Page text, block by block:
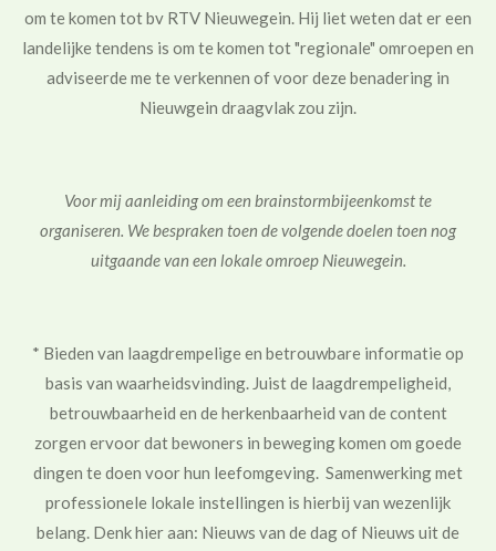
om te komen tot bv RTV Nieuwegein. Hij liet weten dat er een
landelijke tendens is om te komen tot "regionale" omroepen en
adviseerde me te verkennen of voor deze benadering in
Nieuwgein draagvlak zou zijn.
Voor mij aanleiding om een brainstormbijeenkomst te
organiseren. We bespraken toen de volgende doelen toen nog
uitgaande van een lokale omroep Nieuwegein.
* Bieden van laagdrempelige en betrouwbare informatie op
basis van waarheidsvinding. Juist de laagdrempeligheid,
betrouwbaarheid en de herkenbaarheid van de content
zorgen ervoor dat bewoners in beweging komen om goede
dingen te doen voor hun leefomgeving. Samenwerking met
professionele lokale instellingen is hierbij van wezenlijk
belang. Denk hier aan: Nieuws van de dag of Nieuws uit de